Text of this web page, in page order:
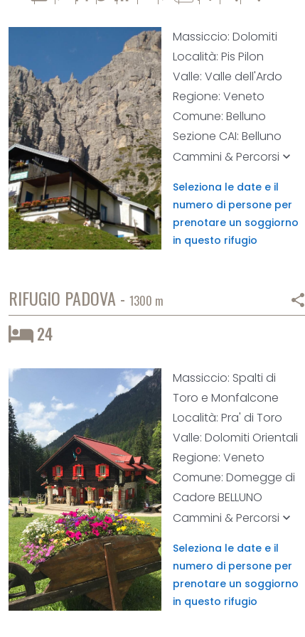
Massiccio: Dolomiti
Località: Pis Pilon
Valle: Valle dell'Ardo
Regione: Veneto
Comune: Belluno
Sezione CAI: Belluno
Cammini & Percorsi keyboard_arrow_down
Seleziona le date e il
numero di persone per
prenotare un soggiorno
in questo rifugio
RIFUGIO PADOVA - 1300 m share
24
Massiccio: Spalti di
Toro e Monfalcone
Località: Pra' di Toro
Valle: Dolomiti Orientali
Regione: Veneto
Comune: Domegge di
Cadore BELLUNO
Cammini & Percorsi keyboard_arrow_down
Seleziona le date e il
numero di persone per
prenotare un soggiorno
in questo rifugio